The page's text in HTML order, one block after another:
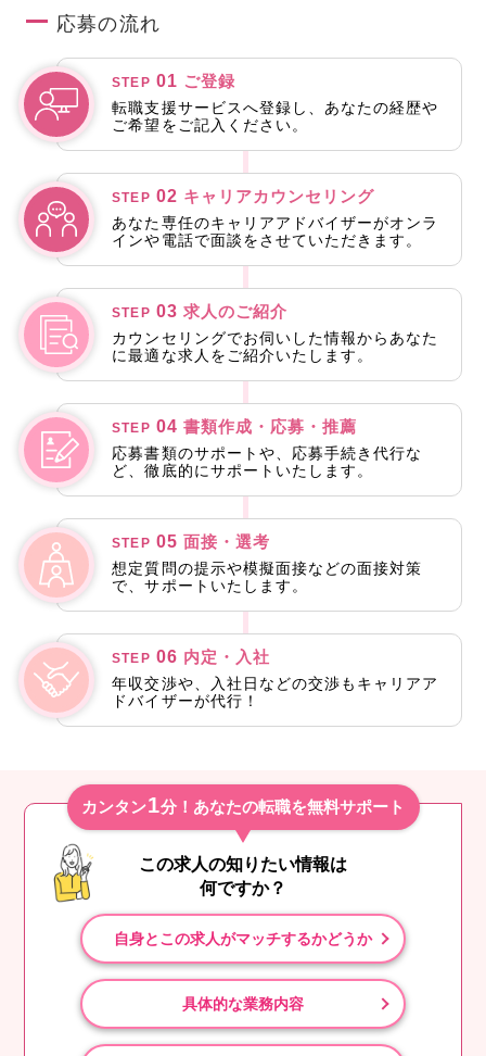
応募の流れ
STEP 01 ご登録
転職支援サービスへ登録し、あなたの経歴や
ご希望をご記入ください。
STEP 02 キャリアカウンセリング
あなた専任のキャリアアドバイザーがオンラ
インや電話で面談をさせていただきます。
STEP 03 求人のご紹介
カウンセリングでお伺いした情報からあなた
に最適な求人をご紹介いたします。
STEP 04 書類作成・応募・推薦
応募書類のサポートや、応募手続き代行な
ど、徹底的にサポートいたします。
STEP 05 面接・選考
想定質問の提示や模擬面接などの面接対策
で、サポートいたします。
STEP 06 内定・入社
年収交渉や、入社日などの交渉もキャリアア
ドバイザーが代行！
カンタン1分！あなたの転職を無料サポート
この求人の知りたい情報は
何ですか？
自身とこの求人がマッチするかどうか
具体的な業務内容